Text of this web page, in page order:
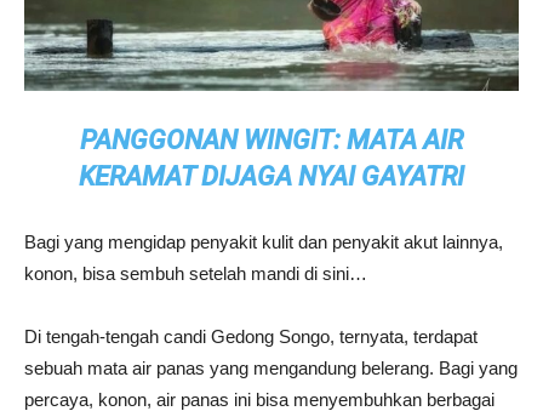
PANGGONAN WINGIT: MATA AIR
KERAMAT DIJAGA NYAI GAYATRI
Bagi yang mengidap penyakit kulit dan penyakit akut lainnya,
konon, bisa sembuh setelah mandi di sini…
Di tengah-tengah candi Gedong Songo, ternyata, terdapat
sebuah mata air panas yang mengandung belerang. Bagi yang
percaya, konon, air panas ini bisa menyembuhkan berbagai